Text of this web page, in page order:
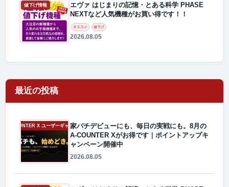
値下げ情報
エヴァ はじまりの記憶・とある科学 PHASE
NEXTなど人気機種がお買い得です！！
オススメ 値下げ
2026.08.05
最近の投稿
A-COUNTER X ユーザーギャラリー家パチデビューにも、毎日の実戦にも。8月の
A-COUNTER Xがお得です｜ポイントアップキ
ャンペーン開催中
2026.08.05